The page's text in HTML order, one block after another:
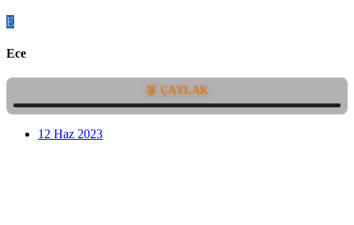
E
Ece
🥉 ÇAYLAK
12 Haz 2023